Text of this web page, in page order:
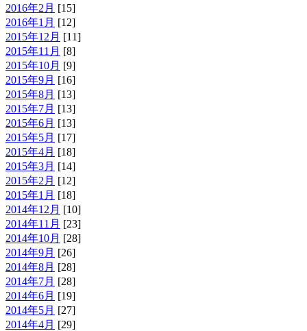
2016年2月 [15]
2016年1月 [12]
2015年12月 [11]
2015年11月 [8]
2015年10月 [9]
2015年9月 [16]
2015年8月 [13]
2015年7月 [13]
2015年6月 [13]
2015年5月 [17]
2015年4月 [18]
2015年3月 [14]
2015年2月 [12]
2015年1月 [18]
2014年12月 [10]
2014年11月 [23]
2014年10月 [28]
2014年9月 [26]
2014年8月 [28]
2014年7月 [28]
2014年6月 [19]
2014年5月 [27]
2014年4月 [29]